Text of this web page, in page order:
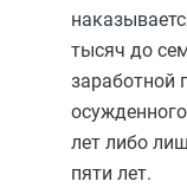
тысяч до
заработной
лет либо
пяти лет.